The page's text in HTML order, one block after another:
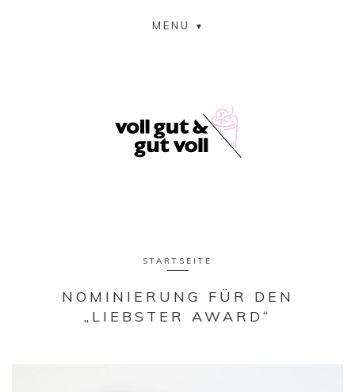
MENU
STARTSEITE
NOMINIERUNG FÜR DEN
„LIEBSTER AWARD“